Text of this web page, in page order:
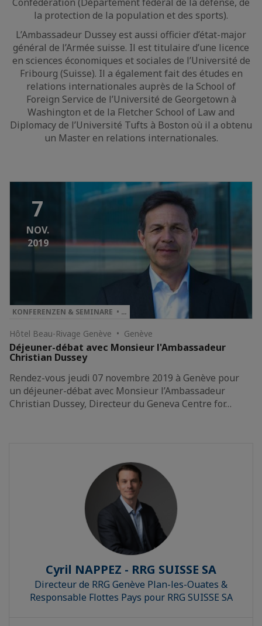
la protection de la population et des sports).
L’Ambassadeur Dussey est aussi officier d’état-major
général de l’Armée suisse. Il est titulaire d’une licence
en sciences économiques et sociales de l’Université de
Fribourg (Suisse). Il a également fait des études en
relations internationales auprès de la School of
Foreign Service de l’Université de Georgetown à
Washington et de la Fletcher School of Law and
Diplomacy de l’Université Tufts à Boston où il a obtenu
un Master en relations internationales.
7
NOV.
2019
KONFERENZEN & SEMINARE • …
Hôtel Beau-Rivage Genève • Genève
Déjeuner-débat avec Monsieur l'Ambassadeur
Christian Dussey
Rendez-vous jeudi 07 novembre 2019 à Genève pour
un déjeuner-débat avec Monsieur l’Ambassadeur
Christian Dussey, Directeur du Geneva Centre for…
Cyril NAPPEZ - RRG SUISSE SA
Directeur de RRG Genève Plan-les-Ouates &
Responsable Flottes Pays pour RRG SUISSE SA